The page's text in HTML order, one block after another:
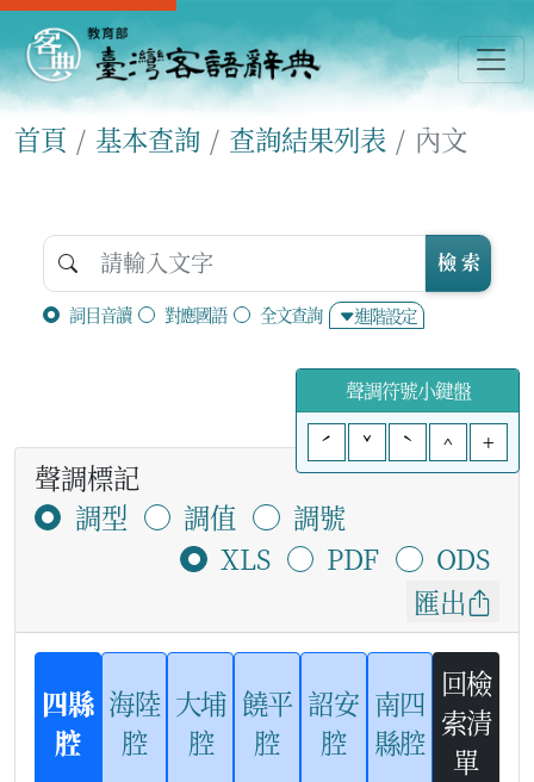
首頁 基本查詢 查詢結果列表 內文
詞目音讀 對應國語 全文查詢 進階設定
檢 索
聲調符號小鍵盤
ˊ
ˇ ˋ ^ +
聲調標記
調型
調值
調號
XLS
PDF
ODS
匯出
四縣
腔
海陸
腔
大埔
腔
饒平
腔
詔安
腔
南四
縣腔
回檢
索清
單